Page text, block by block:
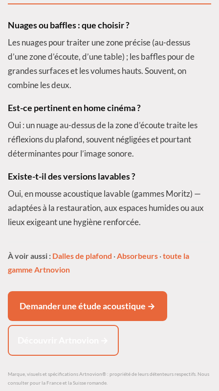
Nuages ou baffles : que choisir ?
Les nuages pour traiter une zone précise (au-dessus
d’une zone d’écoute, d’une table) ; les baffles pour de
grandes surfaces et les volumes hauts. Souvent, on
combine les deux.
Est-ce pertinent en home cinéma ?
Oui : un nuage au-dessus de la zone d’écoute traite les
réflexions du plafond, souvent négligées et pourtant
déterminantes pour l’image sonore.
Existe-t-il des versions lavables ?
Oui, en mousse acoustique lavable (gammes Moritz) —
adaptées à la restauration, aux espaces humides ou aux
lieux exigeant une hygiène renforcée.
À voir aussi : Dalles de plafond ·Absorbeurs ·toute la
gamme Artnovion
Demander une étude acoustique →
Marque, visuels et spécifications Artnovion® : propriété de leurs détenteurs respectifs. Nous
consulter pour la France et la Suisse romande.